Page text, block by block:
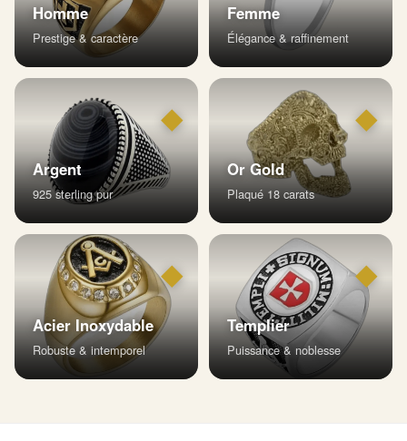
Homme
Prestige & caractère
Femme
Élégance & raffinement
◆
Argent
925 sterling pur
◆
Or Gold
Plaqué 18 carats
◆
Acier Inoxydable
Robuste & intemporel
◆
Templier
Puissance & noblesse